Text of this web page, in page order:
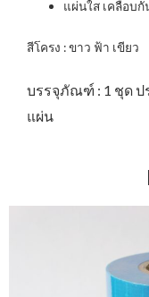
แผ่นใส เคลือบ
สีโครง : ขาว ฟ้า เขียว
บรรจุภัณฑ์ : 1 ชุด ป
แผ่น